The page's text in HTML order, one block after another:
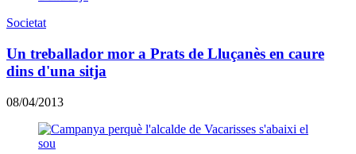
Societat
Un treballador mor a Prats de Lluçanès en caure
dins d'una sitja
08/04/2013